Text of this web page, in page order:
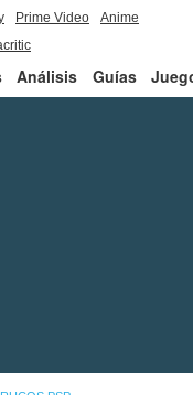
Prime Video
Anime
Análisis Guías